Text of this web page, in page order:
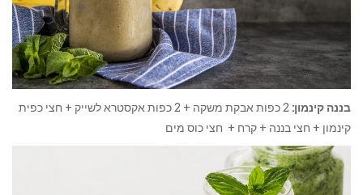
בננה קינמון:
2 כפות אבקת משקה + 2 כפות אקסטרא לשייק + חצי כפית
קינמון + חצי בננה + קרח + חצי כוס מים